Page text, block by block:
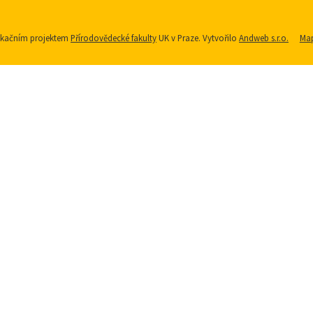
projektem Přírodovědecké fakultyUK v Praze. Vytvořilo Andweb s.r.o.